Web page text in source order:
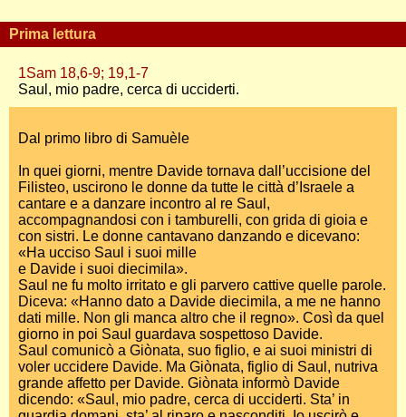
Prima lettura
1Sam 18,6-9; 19,1-7
Saul, mio padre, cerca di ucciderti.
Dal primo libro di Samuèle
In quei giorni, mentre Davide tornava dall’uccisione del
Filisteo, uscirono le donne da tutte le città d’Israele a
cantare e a danzare incontro al re Saul,
accompagnandosi con i tamburelli, con grida di gioia e
con sistri. Le donne cantavano danzando e dicevano:
«Ha ucciso Saul i suoi mille
e Davide i suoi diecimila».
Saul ne fu molto irritato e gli parvero cattive quelle parole.
Diceva: «Hanno dato a Davide diecimila, a me ne hanno
dati mille. Non gli manca altro che il regno». Così da quel
giorno in poi Saul guardava sospettoso Davide.
Saul comunicò a Giònata, suo figlio, e ai suoi ministri di
voler uccidere Davide. Ma Giònata, figlio di Saul, nutriva
grande affetto per Davide. Giònata informò Davide
dicendo: «Saul, mio padre, cerca di ucciderti. Sta’ in